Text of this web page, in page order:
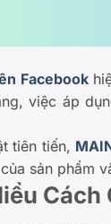
Facebook
việc áp
tiên tiến,
sản phẩm